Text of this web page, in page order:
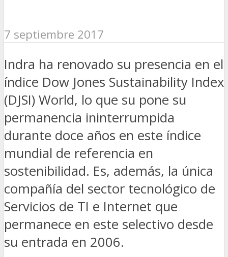
7 septiembre 2017
Indra ha renovado su presencia en el
índice Dow Jones Sustainability Index
(DJSI) World, lo que su pone su
permanencia ininterrumpida
durante doce años en este índice
mundial de referencia en
sostenibilidad. Es, además, la única
compañía del sector tecnológico de
Servicios de TI e Internet que
permanece en este selectivo desde
su entrada en 2006.